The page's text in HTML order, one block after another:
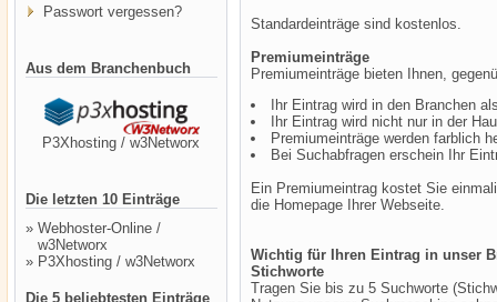
Passwort vergessen?
Aus dem Branchenbuch
P3Xhosting / w3Networx
Die letzten 10 Einträge
» Webhoster-Online /
w3Networx
» P3Xhosting / w3Networx
Die 5 beliebtesten Einträge
Standardeinträge sind kostenlos.
Premiumeinträge
Premiumeinträge bieten Ihnen,
Ihr Eintrag wird in den Branchen
Ihr Eintrag wird nicht nur in der
Premiumeinträge werden farblich
Bei Suchabfragen erschein Ihr
Ein Premiumeintrag kostet Sie
die Homepage Ihrer Webseite.
Wichtig für Ihren Eintrag in unser
Stichworte
Tragen Sie bis zu 5 Suchworte